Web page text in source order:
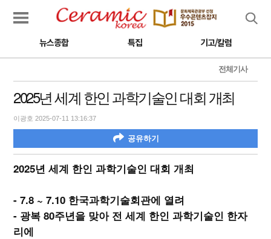
뉴스종합 특집 기고/칼럼
전체기사
2025년 세계 한인 과학기술인 대회 개최
이광호 2025-07-11 13:16:37
공유하기
2025년 세계 한인 과학기술인 대회 개최
- 7.8 ~ 7.10 한국과학기술회관에 열려
- 광복 80주년을 맞아 전 세계 한인 과학기술인 한자
리에
검색